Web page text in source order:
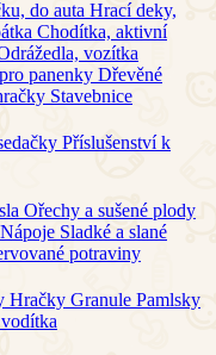
do auta Hrací deky,
Chodítka, aktivní
vozítka
panenky Dřevěné
Stavebnice
Příslušenství k
Ořechy a sušené plody
Nápoje Sladké a slané
potraviny
Hračky Granule Pamlsky